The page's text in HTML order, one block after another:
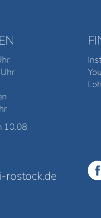
10.08
rostock.de